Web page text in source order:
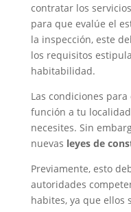
contratar los
para que evalúe el
la inspección, este
los requisitos
habitabilidad.
Las condiciones
función a tu
necesites. Sin
nuevas leyes de
Previamente, esto
autoridades
habites, ya que ellos